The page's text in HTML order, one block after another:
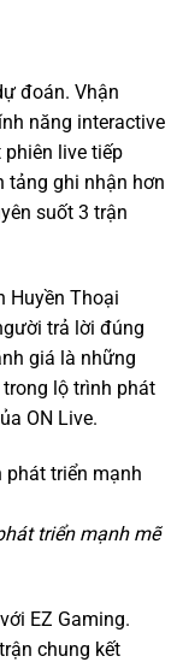
đoán. Vhận
năng interactive
live tiếp
tảng ghi nhận hơn
suốt 3 trận
Huyền Thoại
trả lời đúng
giá là những
lộ trình phát
ON Live.
triển mạnh mẽ
EZ Gaming.
chung kết